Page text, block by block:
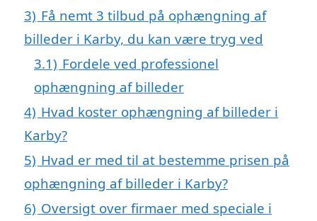
3) Få nemt 3 tilbud på ophængning af
billeder i Karby, du kan være tryg ved
3.1) Fordele ved professionel
ophængning af billeder
4) Hvad koster ophængning af billeder i
Karby?
5) Hvad er med til at bestemme prisen på
ophængning af billeder i Karby?
6) Oversigt over firmaer med speciale i